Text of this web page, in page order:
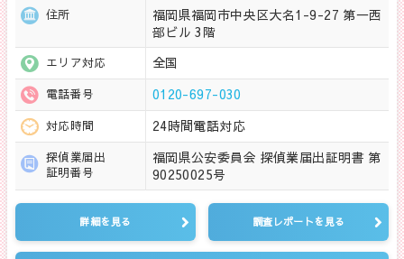
住所
福岡県福岡市中央区大名1-9-27 第一西
部ビル 3階
エリア対応 全国
電話番号 0120-697-030
対応時間 24時間電話対応
探偵業届出
証明番号
福岡県公安委員会 探偵業届出証明書 第
90250025号
詳細を見る 調査レポートを見る